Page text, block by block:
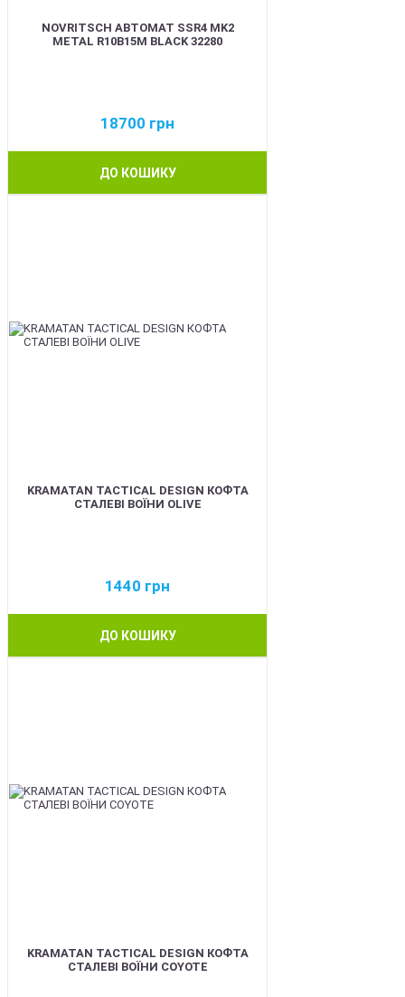
NOVRITSCH АВТОМАТ SSR4 MK2
METAL R10B15M BLACK 32280
18700 грн
ДО КОШИКУ
KRAMATAN TACTICAL DESIGN КОФТА
СТАЛЕВІ ВОЇНИ OLIVE
1440 грн
ДО КОШИКУ
KRAMATAN TACTICAL DESIGN КОФТА
СТАЛЕВІ ВОЇНИ COYOTE